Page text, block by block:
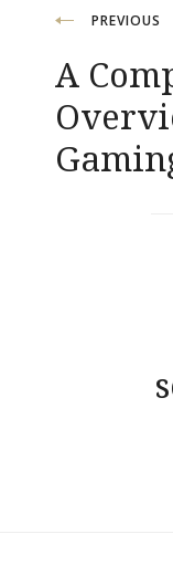
objava
PREVIOUS
A